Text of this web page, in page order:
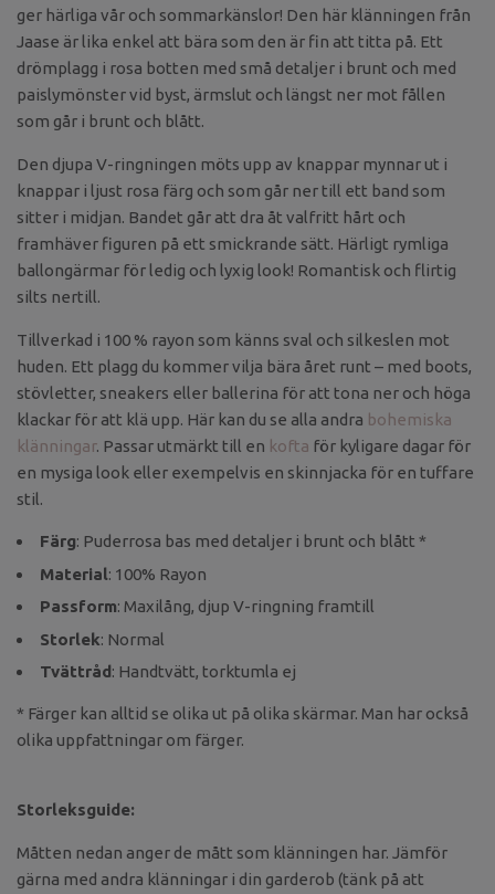
ger härliga vår och sommarkänslor! Den här klänningen från
Jaase är lika enkel att bära som den är fin att titta på. Ett
drömplagg i rosa botten med små detaljer i brunt och med
paislymönster vid byst, ärmslut och längst ner mot fållen
som går i brunt och blått.
Den djupa V-ringningen möts upp av knappar mynnar ut i
knappar i ljust rosa färg och som går ner till ett band som
sitter i midjan. Bandet går att dra åt valfritt hårt och
framhäver figuren på ett smickrande sätt. Härligt rymliga
ballongärmar för ledig och lyxig look! Romantisk och flirtig
silts nertill.
Tillverkad i 100 % rayon som känns sval och silkeslen mot
huden. Ett plagg du kommer vilja bära året runt – med boots,
stövletter, sneakers eller ballerina för att tona ner och höga
klackar för att klä upp. Här kan du se alla andra bohemiska
klänningar. Passar utmärkt till en kofta för kyligare dagar för
en mysiga look eller exempelvis en skinnjacka för en tuffare
stil.
Färg: Puderrosa bas med detaljer i brunt och blått *
Material: 100% Rayon
Passform: Maxilång, djup V-ringning framtill
Storlek: Normal
Tvättråd: Handtvätt, torktumla ej
* Färger kan alltid se olika ut på olika skärmar. Man har också
olika uppfattningar om färger.
Storleksguide:
Måtten nedan anger de mått som klänningen har. Jämför
gärna med andra klänningar i din garderob (tänk på att